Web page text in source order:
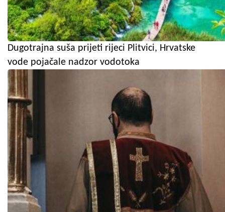
Dugotrajna suša prijeti rijeci Plitvici, Hrvatske
vode pojačale nadzor vodotoka